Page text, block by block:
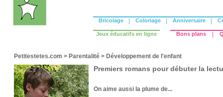
Bricolage Coloriage Anniversaire
Jeux éducatifs en ligne Bons plans
Petitestetes.com > Parentalité > Développement de l'enfant
Premiers romans pour débuter la
On aime aussi la plume de...